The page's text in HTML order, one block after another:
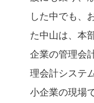
した中でも、
た中山は、本
企業の管理会
理会計システ
小企業の現場